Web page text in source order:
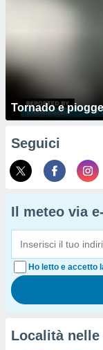
Tornado e
Seguici
Il meteo via
Ho letto e accetto
Località